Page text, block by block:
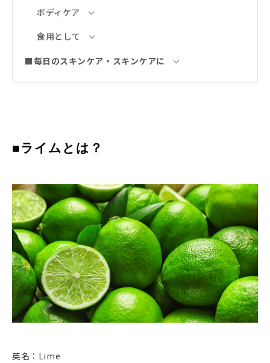
ボディケア
食用として
■毎日のスキンケア・スキンケアに
■ライムとは？
英名：Lime